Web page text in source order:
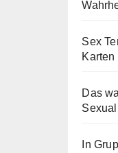
Sex
Das
In